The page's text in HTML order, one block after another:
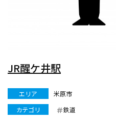
JR醒ケ井駅
エリア
米原市
カテゴリ
鉄道